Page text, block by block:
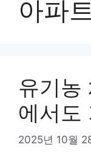
아파
유기농
에서도
2025년 10월